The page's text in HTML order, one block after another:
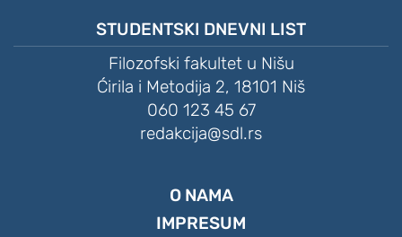
STUDENTSKI DNEVNI LIST
Filozofski fakultet u Nišu
Ćirila i Metodija 2, 18101 Niš
060 123 45 67
redakcija@sdl.rs
O NAMA
IMPRESUM